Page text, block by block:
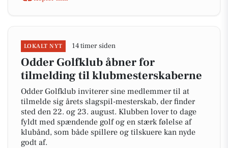
LOKALT NYT 14 timer siden
Odder Golfklub åbner for
tilmelding til klubmesterskaberne
Odder Golfklub inviterer sine medlemmer til at
tilmelde sig årets slagspil-mesterskab, der finder
sted den 22. og 23. august. Klubben lover to dage
fyldt med spændende golf og en stærk følelse af
klubånd, som både spillere og tilskuere kan nyde
godt af.